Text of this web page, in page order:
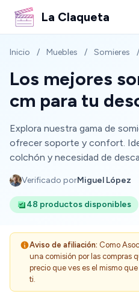
La Claqueta
Inicio / Muebles / Somieres /
Los mejores
cm para tu
Explora nuestra gama de
ofrecer soporte y confort.
colchón y necesidad de
Verificado porMiguel López
48 productos disponibles
Aviso de afiliación: Como
una comisión por las compras
precio que ves es el mismo
ti.